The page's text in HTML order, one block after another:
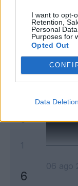
I want to opt-
Retention,
Personal
Purposes for
Opted Out
Data Deletion
Andamento
FVM attuale
6
6